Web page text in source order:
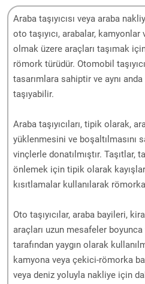
Araba taşıyıcısı veya araba
oto taşıyıcı, arabalar,
olmak üzere araçları taşımak
römork türüdür. Otomobil
tasarımlara sahiptir ve aynı
taşıyabilir.
Araba taşıyıcıları, tipik olarak,
yüklenmesini ve boşaltılmasını
vinçlerle donatılmıştır. Taşıtlar,
önlemek için tipik olarak
kısıtlamalar kullanılarak
Oto taşıyıcılar, araba bayileri,
araçları uzun mesafeler
tarafından yaygın olarak
kamyona veya çekici-römorka
veya deniz yoluyla nakliye için